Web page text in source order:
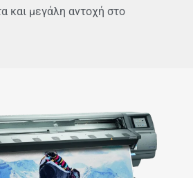
και μεγάλη αντοχή στο